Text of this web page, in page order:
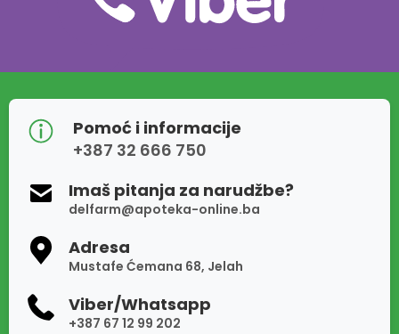
Pomoć i informacije
+387 32 666 750
Imaš pitanja za narudžbe?
delfarm@apoteka-online.ba
Adresa
Mustafe Ćemana 68, Jelah
Viber/Whatsapp
+387 67 12 99 202